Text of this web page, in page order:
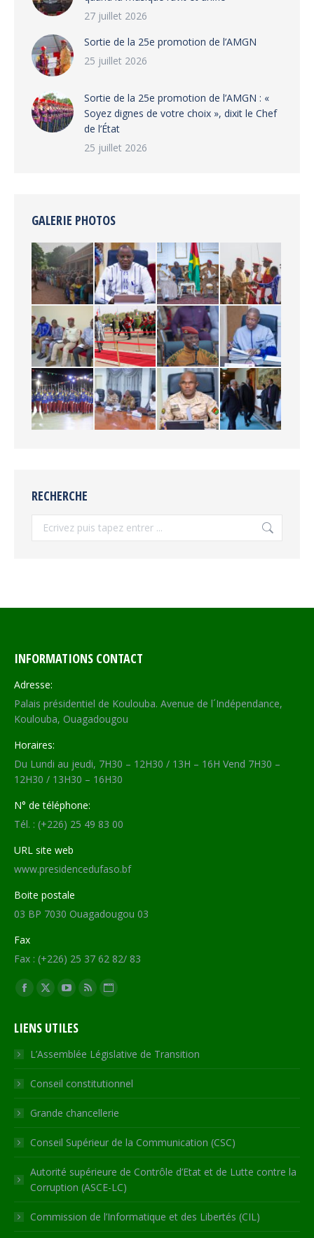
27 juillet 2026
‎Sortie de la 25e promotion de l’AMGN
25 juillet 2026
‎Sortie de la 25e promotion de l’AMGN : «
Soyez dignes de votre choix », dixit le Chef
de l’État
25 juillet 2026
GALERIE PHOTOS
RECHERCHE
INFORMATIONS CONTACT
Adresse:
Palais présidentiel de Koulouba. Avenue de l´Indépendance,
Koulouba, Ouagadougou
Horaires:
Du Lundi au jeudi, 7H30 – 12H30 / 13H – 16H Vend 7H30 –
12H30 / 13H30 – 16H30
N° de téléphone:
Tél. : (+226) 25 49 83 00
URL site web
www.presidencedufaso.bf
Boite postale
03 BP 7030 Ouagadougou 03
Fax
Fax : (+226) 25 37 62 82/ 83
Trouvez nous sur :
Facebook
opens
in
new
window
X
opens
in
new
window
YouTube
opens
in
new
window
RSS
in
new
window
Site
opens
in
new
LIENS UTILES
L’Assemblée Législative de Transition
Conseil constitutionnel
Grande chancellerie
Conseil Supérieur de la Communication (CSC)
Autorité supérieure de Contrôle d’Etat et de Lutte contre la
Corruption (ASCE-LC)
Commission de l’Informatique et des Libertés (CIL)